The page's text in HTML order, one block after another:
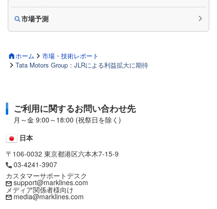
ホーム
市場・技術レポート
Tata Motors Group：JLRによる利益拡大に期待
市場予測
ご利用に関するお問い合わせ先
月～金 9:00～18:00 (祝祭日を除く)
日本
〒106-0032 東京都港区六本木7-15-9
03-4241-3907
カスタマーサポートデスク
support@marklines.com
メディア関係者様向け
media@marklines.com